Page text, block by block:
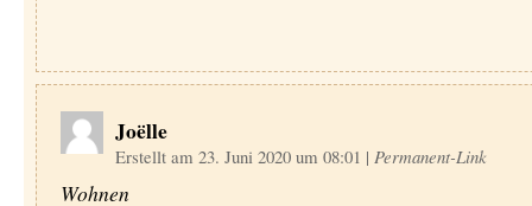
Joëlle
Erstellt am 23. Juni 2020 um 08:01 | Permanent-Link
Wohnen